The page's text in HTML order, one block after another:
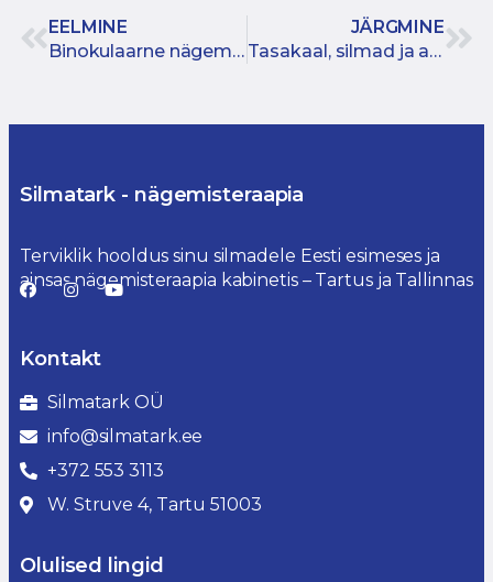
EELMINE
Binokulaarne nägemine – miks on see oluline ja kuidas seda treenida?
JÄRGMINE
Tasakaal, silmad ja aju – kuidas nägemine mõjutab kogu keha stabiilsust?
Silmatark - nägemisteraapia
Terviklik hooldus sinu silmadele Eesti esimeses ja
ainsas nägemisteraapia kabinetis – Tartus ja Tallinnas
Kontakt
Silmatark OÜ
info@silmatark.ee
+372 553 3113
W. Struve 4, Tartu 51003
Olulised lingid